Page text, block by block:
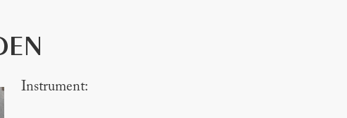
Instrument: